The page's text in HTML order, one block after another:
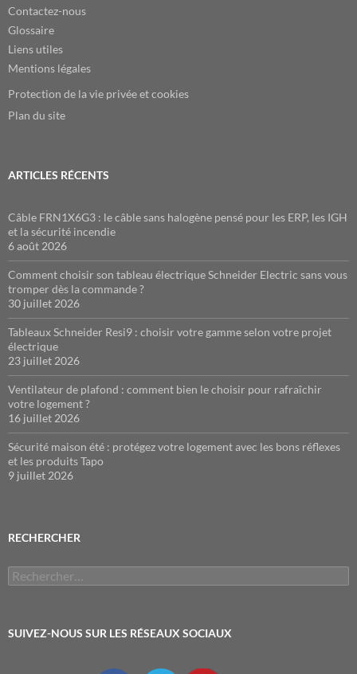
Contactez-nous
Glossaire
Liens utiles
Mentions légales
Protection de la vie privée et cookies
Plan du site
ARTICLES RÉCENTS
Câble FRN1X6G3 : le câble sans halogène pensé pour les ERP, les IGH
et la sécurité incendie
6 août 2026
Comment choisir son tableau électrique Schneider Electric sans vous
tromper dès la commande ?
30 juillet 2026
Tableaux Schneider Resi9 : choisir votre gamme selon votre projet
électrique
23 juillet 2026
Ventilateur de plafond : comment bien le choisir pour rafraîchir
votre logement ?
16 juillet 2026
Sécurité maison été : protégez votre logement avec les bons réflexes
et les produits Tapo
9 juillet 2026
RECHERCHER
Rechercher :
SUIVEZ-NOUS SUR LES RÉSEAUX SOCIAUX